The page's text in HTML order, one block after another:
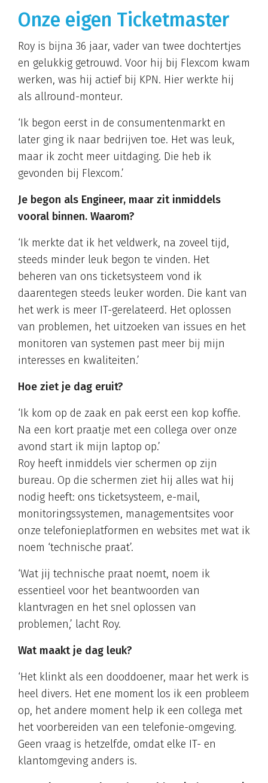
Onze eigen Ticketmaster
Roy is bijna 36 jaar, vader van twee dochtertjes
en gelukkig getrouwd. Voor hij bij Flexcom kwam
werken, was hij actief bij KPN. Hier werkte hij
als allround-monteur.
‘Ik begon eerst in de consumentenmarkt en
later ging ik naar bedrijven toe. Het was leuk,
maar ik zocht meer uitdaging. Die heb ik
gevonden bij Flexcom.’
Je begon als Engineer, maar zit inmiddels
vooral binnen. Waarom?
‘Ik merkte dat ik het veldwerk, na zoveel tijd,
steeds minder leuk begon te vinden. Het
beheren van ons ticketsysteem vond ik
daarentegen steeds leuker worden. Die kant van
het werk is meer IT-gerelateerd. Het oplossen
van problemen, het uitzoeken van issues en het
monitoren van systemen past meer bij mijn
interesses en kwaliteiten.’
Hoe ziet je dag eruit?
‘Ik kom op de zaak en pak eerst een kop koffie.
Na een kort praatje met een collega over onze
avond start ik mijn laptop op.’
Roy heeft inmiddels vier schermen op zijn
bureau. Op die schermen ziet hij alles wat hij
nodig heeft: ons ticketsysteem, e-mail,
monitoringssystemen, managementsites voor
onze telefonieplatformen en websites met wat ik
noem ‘technische praat’.
‘Wat jij technische praat noemt, noem ik
essentieel voor het beantwoorden van
klantvragen en het snel oplossen van
problemen,’ lacht Roy.
Wat maakt je dag leuk?
‘Het klinkt als een dooddoener, maar het werk is
heel divers. Het ene moment los ik een probleem
op, het andere moment help ik een collega met
het voorbereiden van een telefonie-omgeving.
Geen vraag is hetzelfde, omdat elke IT- en
klantomgeving anders is.